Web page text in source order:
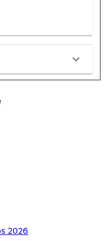
2026